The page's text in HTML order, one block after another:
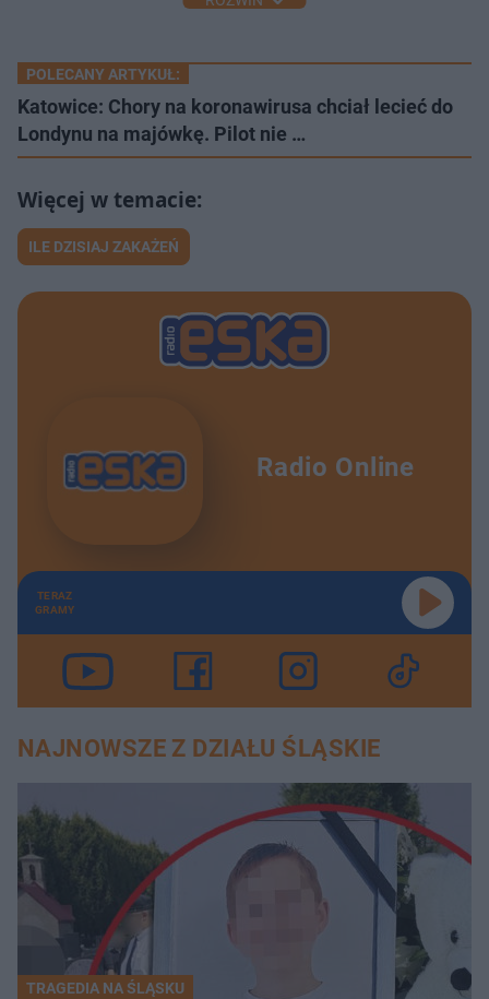
POLECANY ARTYKUŁ:
Katowice: Chory na koronawirusa chciał lecieć do
Londynu na majówkę. Pilot nie …
ILE DZISIAJ ZAKAŻEŃ
Radio Online
TERAZ
GRAMY
NAJNOWSZE Z DZIAŁU ŚLĄSKIE
TRAGEDIA NA ŚLĄSKU